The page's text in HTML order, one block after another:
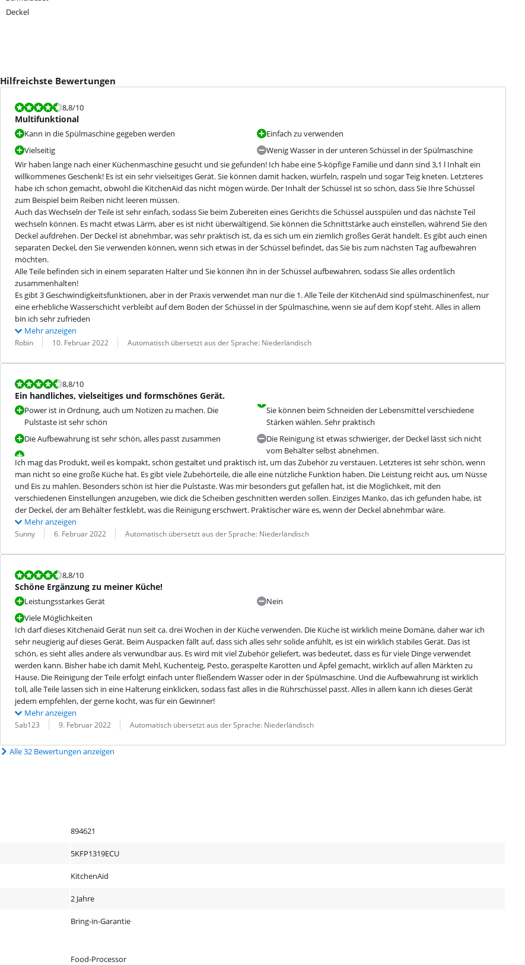
Deckel
Hilfreichste Bewertungen
Bewertet mit 8,8 von 10.
8,8/10
Multifunktional
Kann in die Spülmaschine gegeben werden
Vielseitig
Einfach zu verwenden
Wenig Wasser in der unteren Schüssel in der Spülmaschine
Wir haben lange nach einer Küchenmaschine gesucht und sie gefunden! Ich habe eine 5-köpfige Familie und dann sind 3,1 l Inhalt ein
willkommenes Geschenk! Es ist ein sehr vielseitiges Gerät. Sie können damit hacken, würfeln, raspeln und sogar Teig kneten. Letzteres
habe ich schon gemacht, obwohl die KitchenAid das nicht mögen würde. Der Inhalt der Schüssel ist so schön, dass Sie Ihre Schüssel
zum Beispiel beim Reiben nicht leeren müssen.
Auch das Wechseln der Teile ist sehr einfach, sodass Sie beim Zubereiten eines Gerichts die Schüssel ausspülen und das nächste Teil
wechseln können. Es macht etwas Lärm, aber es ist nicht überwältigend. Sie können die Schnittstärke auch einstellen, während Sie den
Deckel aufdrehen. Der Deckel ist abnehmbar, was sehr praktisch ist, da es sich um ein ziemlich großes Gerät handelt. Es gibt auch einen
separaten Deckel, den Sie verwenden können, wenn sich etwas in der Schüssel befindet, das Sie bis zum nächsten Tag aufbewahren
möchten.
Alle Teile befinden sich in einem separaten Halter und Sie können ihn in der Schüssel aufbewahren, sodass Sie alles ordentlich
zusammenhalten!
Es gibt 3 Geschwindigkeitsfunktionen, aber in der Praxis verwendet man nur die 1. Alle Teile der KitchenAid sind spülmaschinenfest, nur
eine erhebliche Wasserschicht verbleibt auf dem Boden der Schüssel in der Spülmaschine, wenn sie auf dem Kopf steht. Alles in allem
bin ich sehr zufrieden
Mehr anzeigen
Bewertung von:
Robin
Datum: 10. Februar 2022
Übersetzung: Automatisch übersetzt aus der Sprache: Niederländisch
Bewertet mit 8,8 von 10.
8,8/10
Ein handliches, vielseitiges und formschönes Gerät.
Power ist in Ordnung, auch um Notizen zu machen. Die
Pulstaste ist sehr schön
Die Aufbewahrung ist sehr schön, alles passt zusammen
Sie können beim Schneiden der Lebensmittel verschiedene
Stärken wählen. Sehr praktisch
Die Reinigung ist etwas schwieriger, der Deckel lässt sich nicht
vom Behälter selbst abnehmen.
Ich mag das Produkt, weil es kompakt, schön gestaltet und praktisch ist, um das Zubehör zu verstauen. Letzteres ist sehr schön, wenn
man nicht so eine große Küche hat. Es gibt viele Zubehörteile, die alle eine nützliche Funktion haben. Die Leistung reicht aus, um Nüsse
und Eis zu mahlen. Besonders schön ist hier die Pulstaste. Was mir besonders gut gefallen hat, ist die Möglichkeit, mit den
verschiedenen Einstellungen anzugeben, wie dick die Scheiben geschnitten werden sollen. Einziges Manko, das ich gefunden habe, ist
der Deckel, der am Behälter festklebt, was die Reinigung erschwert. Praktischer wäre es, wenn der Deckel abnehmbar wäre.
Mehr anzeigen
Bewertung von:
Sunny
Datum: 6. Februar 2022
Übersetzung: Automatisch übersetzt aus der Sprache: Niederländisch
Bewertet mit 8,8 von 10.
8,8/10
Schöne Ergänzung zu meiner Küche!
Leistungsstarkes Gerät
Viele Möglichkeiten
Nein
Ich darf dieses Kitchenaid Gerät nun seit ca. drei Wochen in der Küche verwenden. Die Küche ist wirklich meine Domäne, daher war ich
sehr neugierig auf dieses Gerät. Beim Auspacken fällt auf, dass sich alles sehr solide anfühlt, es ist ein wirklich stabiles Gerät. Das ist
schön, es sieht alles andere als verwundbar aus. Es wird mit viel Zubehör geliefert, was bedeutet, dass es für viele Dinge verwendet
werden kann. Bisher habe ich damit Mehl, Kuchenteig, Pesto, geraspelte Karotten und Äpfel gemacht, wirklich auf allen Märkten zu
Hause. Die Reinigung der Teile erfolgt einfach unter fließendem Wasser oder in der Spülmaschine. Und die Aufbewahrung ist wirklich
toll, alle Teile lassen sich in eine Halterung einklicken, sodass fast alles in die Rührschüssel passt. Alles in allem kann ich dieses Gerät
jedem empfehlen, der gerne kocht, was für ein Gewinner!
Mehr anzeigen
Bewertung von:
Sab123
Datum: 9. Februar 2022
Übersetzung: Automatisch übersetzt aus der Sprache: Niederländisch
Alle 32 Bewertungen anzeigen
894621
5KFP1319ECU
KitchenAid
2 Jahre
Bring-in-Garantie
Food-Processor